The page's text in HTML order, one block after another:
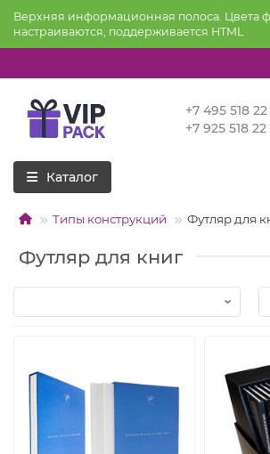
Верхняя информационная полоса. Цвета
настраиваются, поддерживается HTML
+7 495 518
+7 925 518
Каталог
Типы конструкций Футляр для
Футляр для книг